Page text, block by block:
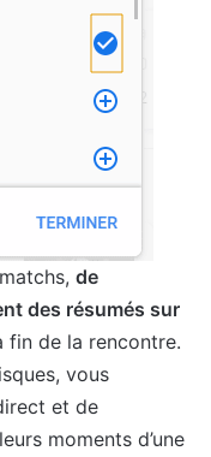
de
des résumés sur
fin de la rencontre.
vous
et de
moments d’une